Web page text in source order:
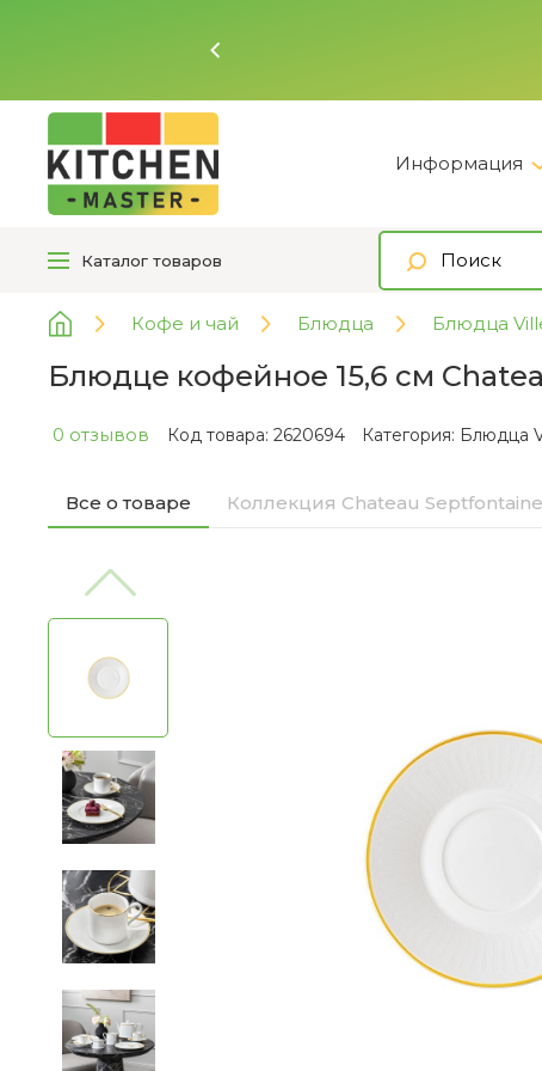
Информация
Каталог товаров
Кофе и чай Блюдца Блюдца
Блюдце кофейное 15,6 см
0 отзывов Код товара: 2620694 Категория: Блюдца
Все о товаре Коллекция Chateau